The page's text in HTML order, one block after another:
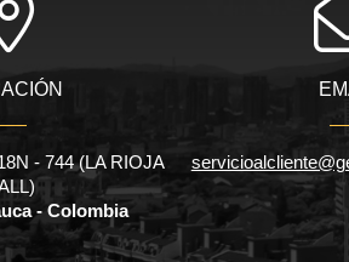
- 744 (LA RIOJA
- Colombia